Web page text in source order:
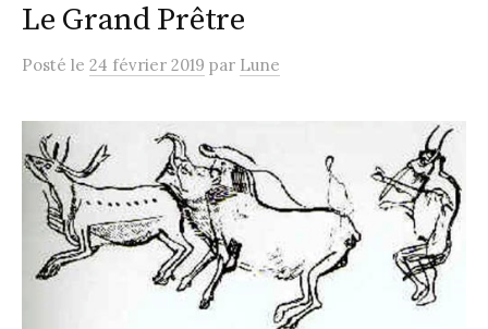
Le Grand Prêtre
Posté le 24 février 2019 par Lune